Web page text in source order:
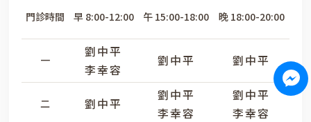
門診時間
一
二
早 8:00-12:00
劉中平
李幸容
劉中平
午 15:00-18:00
劉中平
劉中平
李幸容
晚 18:00-20:00
劉中平
劉中平
李幸容